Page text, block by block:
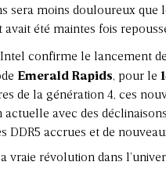
sera moins douloureux que
avait été maintes fois
confirme le lancement
Emerald Rapids, pour le
de la génération 4, ces
actuelle avec des
DDR5 accrues et de
vraie révolution dans